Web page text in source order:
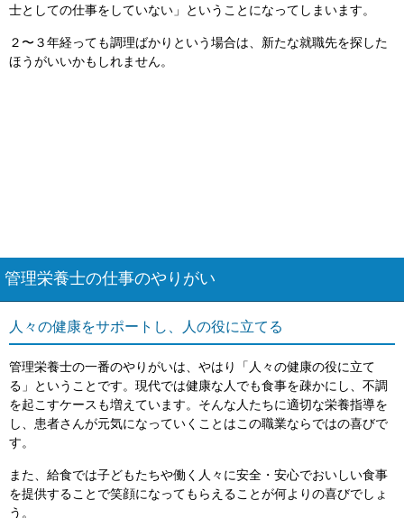
士としての仕事をしていない」ということになってしまいます。
２〜３年経っても調理ばかりという場合は、新たな就職先を探した
ほうがいいかもしれません。
管理栄養士の仕事のやりがい
人々の健康をサポートし、人の役に立てる
管理栄養士の一番のやりがいは、やはり「人々の健康の役に立て
る」ということです。現代では健康な人でも食事を疎かにし、不調
を起こすケースも増えています。そんな人たちに適切な栄養指導を
し、患者さんが元気になっていくことはこの職業ならではの喜びで
す。
また、給食では子どもたちや働く人々に安全・安心でおいしい食事
を提供することで笑顔になってもらえることが何よりの喜びでしょ
う。